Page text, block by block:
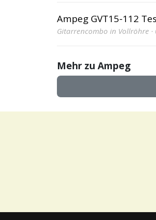
Ampeg GVT15-112
Gitarrencombo in Vollröhre ·
Mehr zu Ampeg